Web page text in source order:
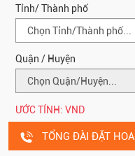
Tỉnh/ Thành phố
Quận / Huyện
ƯỚC TÍNH: VND
TỔNG ĐÀI ĐẶT HOA